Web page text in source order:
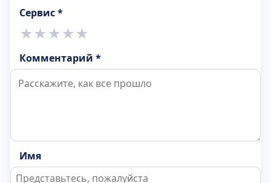
Сервис *
★ ★ ★ ★ ★
Комментарий *
Имя